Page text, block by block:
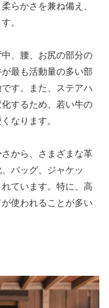
らかさを兼ね備え、
。
、腰、お尻の部分の
最も活動量の多い部
す。また、ステアハ
するため、若い牛の
なります。
から、さまざまな革
バッグ、ジャケッ
ています。特に、高
使われることが多い